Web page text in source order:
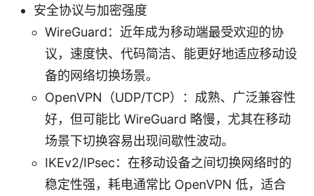
安全协议与加密强度
WireGuard：近年成为移动端最受欢迎的协
议，速度快、代码简洁、能更好地适应移动设
备的网络切换场景。
OpenVPN（UDP/TCP）：成熟、广泛兼容性
好，但可能比 WireGuard 略慢，尤其在移动
场景下切换容易出现间歇性波动。
IKEv2/IPsec：在移动设备之间切换网络时的
稳定性强，耗电通常比 OpenVPN 低，适合